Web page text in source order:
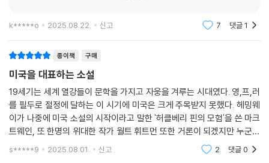
제133장 추적 - 첫째 날 723
제135장 추적 - 셋째 날 746
에필로그 762
옮긴이의 덧붙임 765
작가 연보 783
부록 793
1941년, 젊은 포경 선원이었던 멜빌은 ‘애커시넷’호를 타고 고래잡이를 나
나서 정보를 얻기도 했다. 『모비 딕』의 모티브는 바로 이 『포경선 ‘에식
스’호의 놀랍고도 비참한 침몰기』였다.
『모비 딕』은 거대한 흰 고래를 죽이려는 집념에 사로잡혀 바다를 헤매는
에이해브의 추적에 얽힌 이야기지만 본문에서 가장 많은 부분을 차지하는
것은 ‘고래학’이다. 고래의 생태와 활동, 포경 기술과 포획한 고래의 처리
및 가공에 대한 설명은 너무도 상세하여 마치 교과서 같은 느낌을 준다. 그
k*****o 2025.08.22. 신고 7 댓글1
종이책 구매
미국을 대표하는 소설
19세기는 세계 열강들이 문학을 가지고 자웅을 겨루는 시대였다. 영,프,러
를 필두로 절정에 달하는 이 시기에 미국은 크게 주목받지 못했다. 헤밍웨
이가 나중에 미국 소설의 시작이라고 말한 '허클베리 핀의 모험'을 쓴 마크
트웨인, 또 한명의 위대한 작가 월트 휘트먼 또한 거론이 되겠지만 누군가
가 더 필요했다. 마침내 대격변을 맞은 20세기가 되서야 우리는 조용히 묻
s*****9 2025.08.01. 신고 2 댓글0